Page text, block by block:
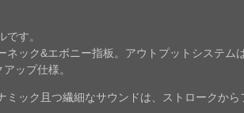
す。
ック&エボニー指板。アウトプットシステム
ップ仕様。
ック且つ繊細なサウンドは、ストロークか